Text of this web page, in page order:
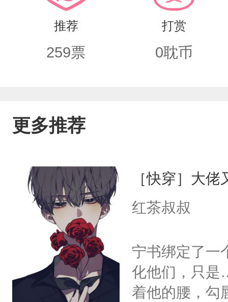
角。同他永远在一起，这是命运。\\\"
推荐
259票
打赏
0耽币
更多推荐
［快穿］大
红茶叔叔
宁书绑定了一
化他们，只是
着他的腰，勾